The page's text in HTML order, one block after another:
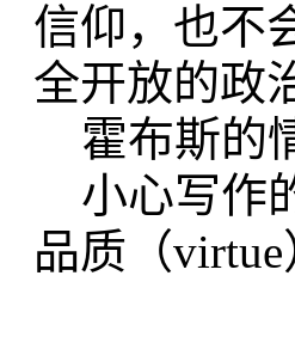
信仰，也不
全开放的政
霍布斯的
小心写作
品质（